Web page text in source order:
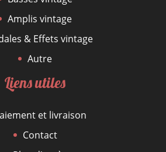
Amplis vintage
& Effets vintage
Autre
Liens utiles
et livraison
Contact